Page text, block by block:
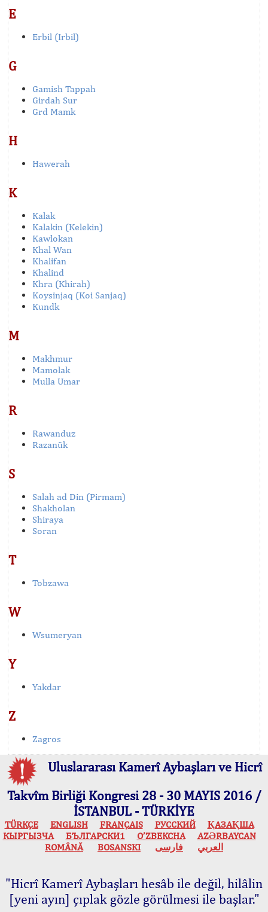
E
Erbil (Irbil)
G
Gamish Tappah
Girdah Sur
Grd Mamk
H
Hawerah
K
Kalak
Kalakin (Kelekin)
Kawlokan
Khal Wan
Khalifan
Khalind
Khra (Khirah)
Koysinjaq (Koi Sanjaq)
Kundk
M
Makhmur
Mamolak
Mulla Umar
R
Rawanduz
Razanük
S
Salah ad Din (Pirmam)
Shakholan
Shiraya
Soran
T
Tobzawa
W
Wsumeryan
Y
Yakdar
Z
Zagros
Uluslararası Kamerî Aybaşları ve Hicrî
Takvîm Birliği Kongresi 28 - 30 MAYIS 2016 /
İSTANBUL - TÜRKİYE
TÜRKÇE ENGLISH FRANÇAIS РУССКИЙ
ҚАЗАҚША
КЫPГЫЗЧA
БЪЛГАРСКИ1 O’ZBEKCHA
AZӘRBAYCAN
ROMÂNĂ
BOSANSKI العربي فارسی
"Hicrî Kamerî Aybaşları hesâb ile değil, hilâlin
[yeni ayın] çıplak gözle görülmesi ile başlar."